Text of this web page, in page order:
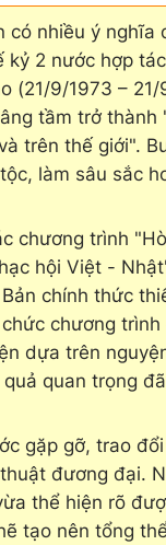
có nhiều ý
2 nước hợp
(21/9/1973 –
tầm trở
trên thế giới".
làm sâu sắc
chương trình
hội Việt -
chính thức
chương
dựa trên
quan trọng
gặp gỡ, trao
đương đại.
thể hiện rõ
tạo nên tổng